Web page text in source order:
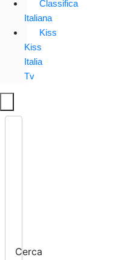
Classifica
Italiana
Kiss
Kiss
Italia
Tv
Cerca